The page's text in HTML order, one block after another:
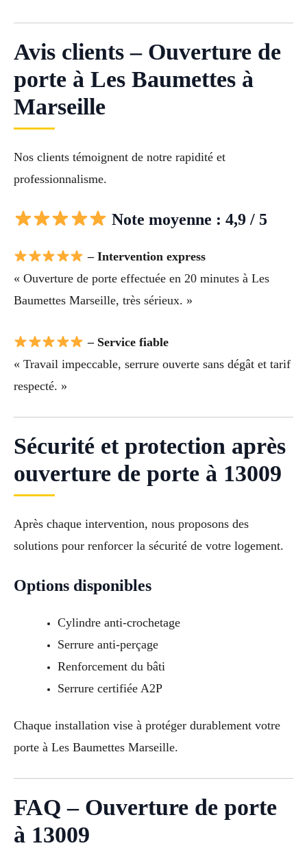
Avis clients – Ouverture de
porte à Les Baumettes à
Marseille
Nos clients témoignent de notre rapidité et
professionnalisme.
Note moyenne : 4,9 / 5
– Intervention express
« Ouverture de porte effectuée en 20 minutes à Les
Baumettes Marseille, très sérieux. »
– Service fiable
« Travail impeccable, serrure ouverte sans dégât et tarif
respecté. »
Sécurité et protection après
ouverture de porte à 13009
Après chaque intervention, nous proposons des
solutions pour renforcer la sécurité de votre logement.
Options disponibles
Cylindre anti-crochetage
Serrure anti-perçage
Renforcement du bâti
Serrure certifiée A2P
Chaque installation vise à protéger durablement votre
porte à Les Baumettes Marseille.
FAQ – Ouverture de porte
à 13009